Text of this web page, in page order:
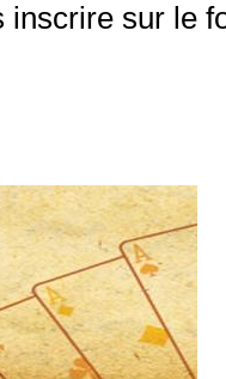
inscrire sur le